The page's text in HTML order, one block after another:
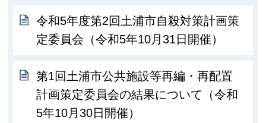
令和5年度第2回土浦市自殺対策計画策
定委員会（令和5年10月31日開催）
第1回土浦市公共施設等再編・再配置
計画策定委員会の結果について（令和
5年10月30日開催）